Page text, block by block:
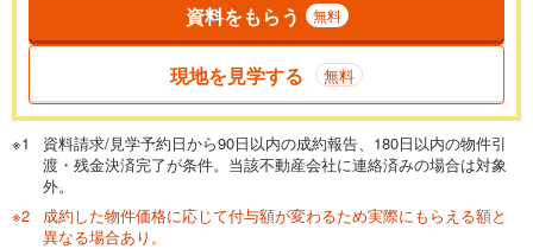
資料をもらう 無料
現地を見学する 無料
資料請求/見学予約日から90日以内の成約報告、180日以内の物件引
渡・残金決済完了が条件。当該不動産会社に連絡済みの場合は対象
外。
成約した物件価格に応じて付与額が変わるため実際にもらえる額と
異なる場合あり。